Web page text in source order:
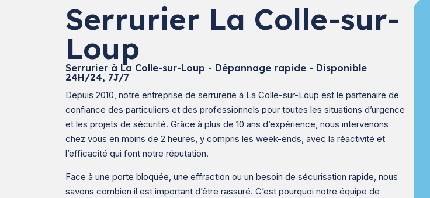
Serrurier La Colle-sur-
Loup
Serrurier à La Colle-sur-Loup - Dépannage rapide - Disponible
24H/24, 7J/7
Depuis 2010, notre entreprise de serrurerie à La Colle-sur-Loup est le partenaire de
confiance des particuliers et des professionnels pour toutes les situations d’urgence
et les projets de sécurité. Grâce à plus de 10 ans d’expérience, nous intervenons
chez vous en moins de 2 heures, y compris les week-ends, avec la réactivité et
l’efficacité qui font notre réputation.
Face à une porte bloquée, une effraction ou un besoin de sécurisation rapide, nous
savons combien il est important d’être rassuré. C’est pourquoi notre équipe de